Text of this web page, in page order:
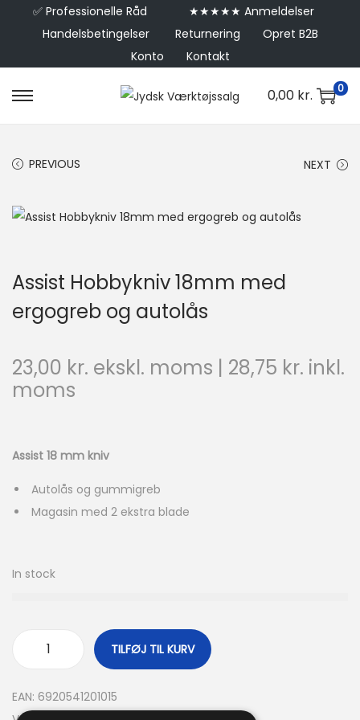
✅ Professionelle Råd
★★★★★ Anmeldelser
Handelsbetingelser
Returnering
Opret B2B
Konto
Kontakt
0,00 kr. 0
PREVIOUS NEXT
Assist Hobbykniv 18mm med
ergogreb og autolås
23,00 kr. ekskl. moms | 28,75 kr. inkl.
moms
Assist 18 mm kniv
Autolås og gummigreb
Magasin med 2 ekstra blade
In stock
TILFØJ TIL KURV
EAN: 6920541201015